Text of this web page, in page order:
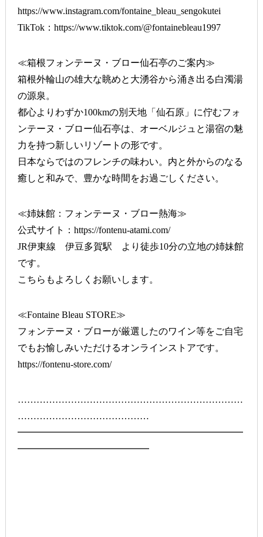
https://www.instagram.com/fontaine_bleau_sengokutei
TikTok： https://www.tiktok.com/@fontainebleau1997
≪箱根フォンテーヌ・ブロー仙石亭のご案内≫
箱根外輪山の雄大な眺めと大湧谷から涌き出る白濁湯
の源泉。
都心よりわずか100kmの別天地「仙石原」に佇むフォ
ンテーヌ・ブロー仙石亭は、オーベルジュと湯宿の魅
力を持つ新しいリゾートの形です。
日本ならではのフレンチの味わい。内と外からのなる
癒しと和みで、豊かな時間をお過ごしください。
≪姉妹館：フォンテーヌ・ブロー熱海≫
公式サイト： https://fontenu-atami.com/
JR伊東線 伊豆多賀駅 より徒歩10分の立地の姉妹館
です。
こちらもよろしくお願いします。
≪Fontaine Bleau STORE≫
フォンテーヌ・ブローが厳選したのワイン等をご自宅
でもお愉しみいただけるオンラインストアです。
https://fontenu-store.com/
………………………………………………………………
……………………………………
━━━━━━━━━━━━━━━━━━━━━━━━
━━━━━━━━━━━━━━